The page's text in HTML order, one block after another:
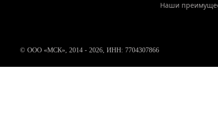
Наши
© ООО «МСК», 2014 - 2026, ИНН: 7704307866